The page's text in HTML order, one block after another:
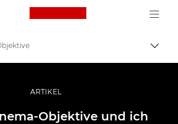
Canon Logo, back
Auf
Profi-Geschichten: Inspirationen für Foto, Video und Durck
ARTIKEL
Objektive und ich